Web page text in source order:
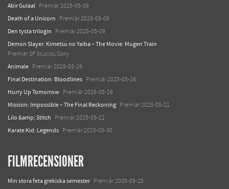
Abir Gulaal Premiär 2025-05-09
Death of a Unicorn Premiär 2025-05-09
Den tysta trilogin Premiär 2025-05-09
Demon Slayer: Kimetsu no Yaiba – The Movie: Mugen Train
Premiär SF Studios/Sony
Animale Premiär 2025-05-16
Final Destination: Bloodlines Premiär 2025-05-16
Hurry Up Tomorrow Premiär 2025-05-16
Mission: Impossible – The Final Reckoning Premiär 2025-05-21
Lilo &amp; Stitch Premiär 2025-05-21
Karate Kid: Legends Premiär 2025-05-30
FILMRECENSIONER
Min stora feta grekiska semester Premiär 2009-09-25